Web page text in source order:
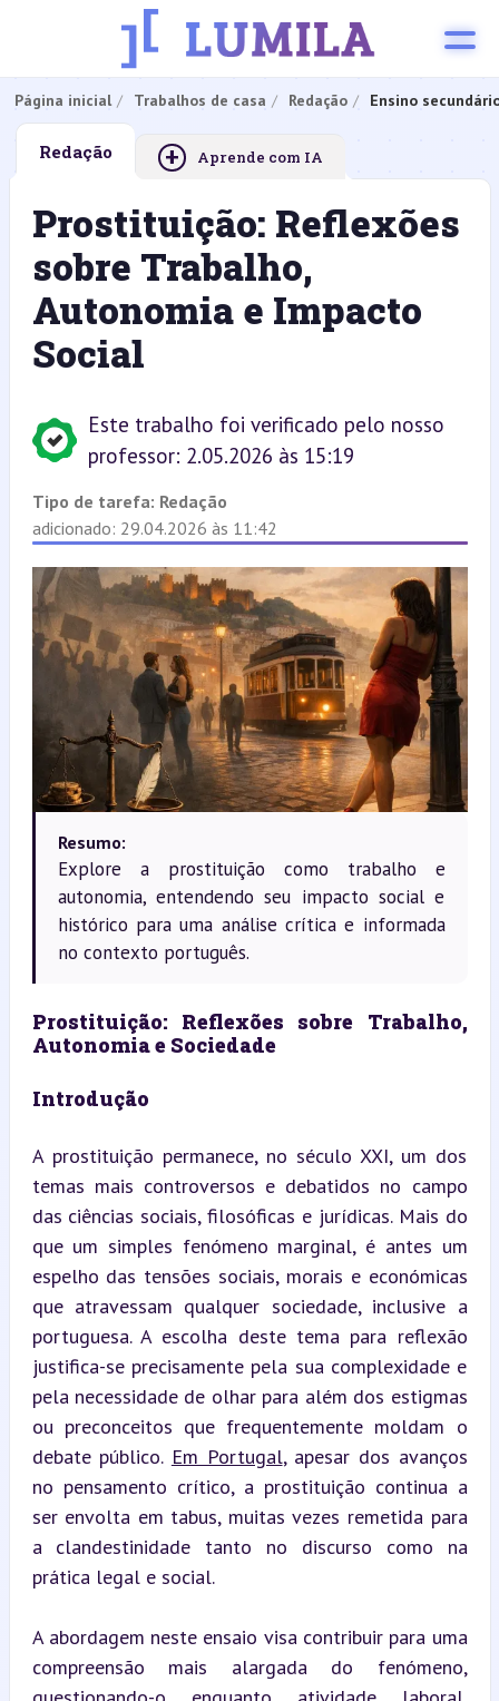
Página inicial Trabalhos de casa Redação Ensino
Redação + Aprende com IA
Prostituição: Reflexões
sobre Trabalho,
Autonomia e Impacto
Social
Este trabalho foi verificado pelo nosso
professor: 2.05.2026 às 15:19
Tipo de tarefa: Redação
adicionado: 29.04.2026 às 11:42
Resumo:
Explore a prostituição como trabalho e
autonomia, entendendo seu impacto social e
histórico para uma análise crítica e informada
no contexto português.
Prostituição: Reflexões sobre Trabalho,
Autonomia e Sociedade
Introdução
A prostituição permanece, no século XXI, um dos
temas mais controversos e debatidos no campo
das ciências sociais, filosóficas e jurídicas. Mais do
que um simples fenómeno marginal, é antes um
espelho das tensões sociais, morais e económicas
que atravessam qualquer sociedade, inclusive a
portuguesa. A escolha deste tema para reflexão
justifica-se precisamente pela sua complexidade e
pela necessidade de olhar para além dos estigmas
ou preconceitos que frequentemente moldam o
debate público. Em Portugal, apesar dos avanços
no pensamento crítico, a prostituição continua a
ser envolta em tabus, muitas vezes remetida para
a clandestinidade tanto no discurso como na
prática legal e social.
A abordagem neste ensaio visa contribuir para uma
compreensão mais alargada do fenómeno,